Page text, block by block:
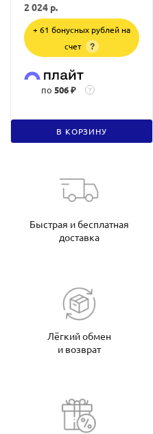
2 024 р.
+ 61 бонусных рублей на
счет
?
по 506 ₽ ?
В КОРЗИНУ
Быстрая и бесплатная
доставка
Лёгкий обмен
и возврат